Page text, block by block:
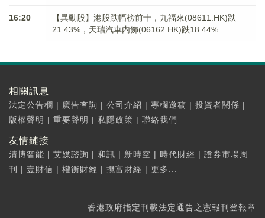
16:20
【異動股】港股跌幅榜前十，九福來(08611.HK)跌
21.43%，天瑞汽車内飾(06162.HK)跌18.44%
相關訊息
法定公告欄 | 廣告查詢 | 公司介紹 | 專欄邀稿 | 投資者關係 |
版權聲明 | 重要聲明 | 私隱政策 | 聯絡我們
友情鏈接
清博智能 | 艾媒諮詢 | 和訊 | 新時空 | 時代財經 | 證券市場周
刊
| 壹財信 | 權衡財經 | 攬富財經 | 更多...
香港政府指定刊載法定通告之憲報刊登報章